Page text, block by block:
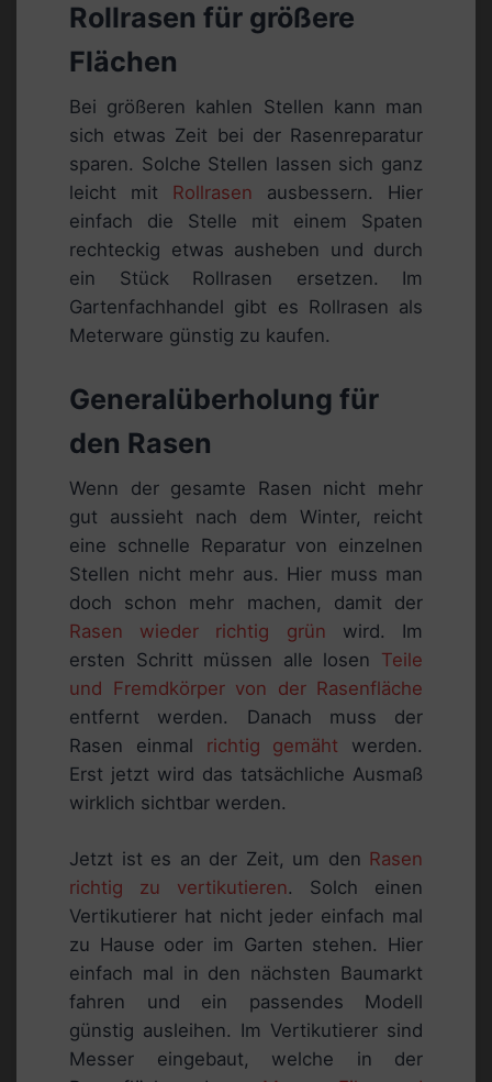
Rollrasen für größere
Flächen
Bei größeren kahlen Stellen kann man
sich etwas Zeit bei der Rasenreparatur
sparen. Solche Stellen lassen sich ganz
leicht mit Rollrasen ausbessern. Hier
einfach die Stelle mit einem Spaten
rechteckig etwas ausheben und durch
ein Stück Rollrasen ersetzen. Im
Gartenfachhandel gibt es Rollrasen als
Meterware günstig zu kaufen.
Generalüberholung für
den Rasen
Wenn der gesamte Rasen nicht mehr
gut aussieht nach dem Winter, reicht
eine schnelle Reparatur von einzelnen
Stellen nicht mehr aus. Hier muss man
doch schon mehr machen, damit der
Rasen wieder richtig grün wird. Im
ersten Schritt müssen alle losen Teile
und Fremdkörper von der Rasenfläche
entfernt werden. Danach muss der
Rasen einmal richtig gemäht werden.
Erst jetzt wird das tatsächliche Ausmaß
wirklich sichtbar werden.
Jetzt ist es an der Zeit, um den Rasen
richtig zu vertikutieren. Solch einen
Vertikutierer hat nicht jeder einfach mal
zu Hause oder im Garten stehen. Hier
einfach mal in den nächsten Baumarkt
fahren und ein passendes Modell
günstig ausleihen. Im Vertikutierer sind
Messer eingebaut, welche in der